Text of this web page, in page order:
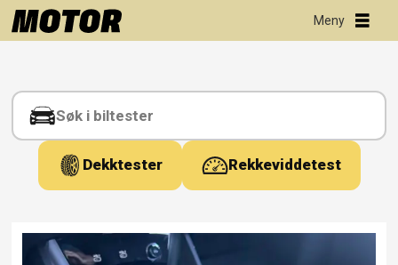
Tag:
tyskland
Dekktester Rekkeviddetest